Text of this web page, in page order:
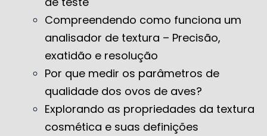
Compreendendo como funciona um
analisador de textura – Precisão,
exatidão e resolução
Por que medir os parâmetros de
qualidade dos ovos de aves?
Explorando as propriedades da textura
cosmética e suas definições